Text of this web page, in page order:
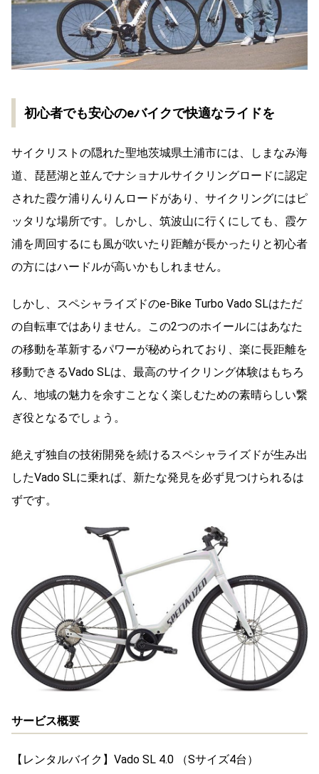
初心者でも安心のeバイクで快適なライドを
サイクリストの隠れた聖地茨城県土浦市には、しまなみ海
道、琵琶湖と並んでナショナルサイクリングロードに認定
された霞ケ浦りんりんロードがあり、サイクリングにはピ
ッタリな場所です。しかし、筑波山に行くにしても、霞ケ
浦を周回するにも風が吹いたり距離が長かったりと初心者
の方にはハードルが高いかもしれません。
しかし、スペシャライズドのe-Bike Turbo Vado SLはただ
の自転車ではありません。この2つのホイールにはあなた
の移動を革新するパワーが秘められており、楽に長距離を
移動できるVado SLは、最高のサイクリング体験はもちろ
ん、地域の魅力を余すことなく楽しむための素晴らしい繋
ぎ役となるでしょう。
絶えず独自の技術開発を続けるスペシャライズドが生み出
したVado SLに乗れば、新たな発見を必ず見つけられるは
ずです。
サービス概要
【レンタルバイク】Vado SL 4.0 （Sサイズ4台）